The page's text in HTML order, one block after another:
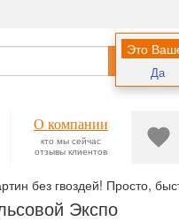
Это
Да
Найти
О компании
кто мы сейчас
отзывы клиентов
без гвоздей! Просто,
Экспо